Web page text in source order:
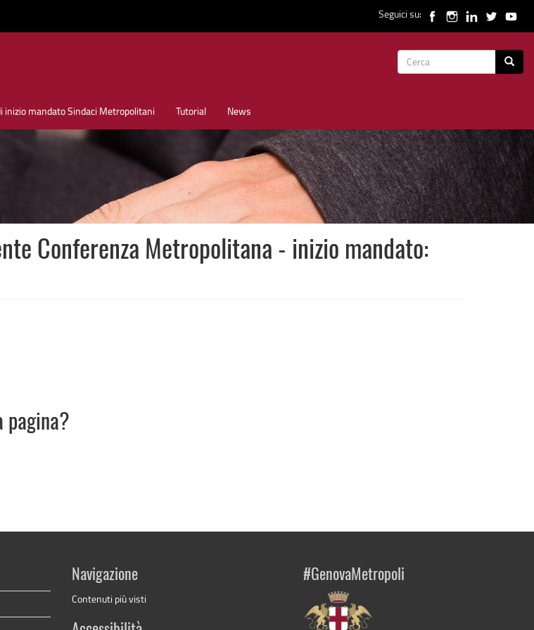
Seguici su:
Form
inizio mandato Sindaci Metropolitani Tutorial News
Conferenza Metropolitana - inizio mandato:
pagina?
Navigazione
Contenuti più visti
#GenovaMetropoli